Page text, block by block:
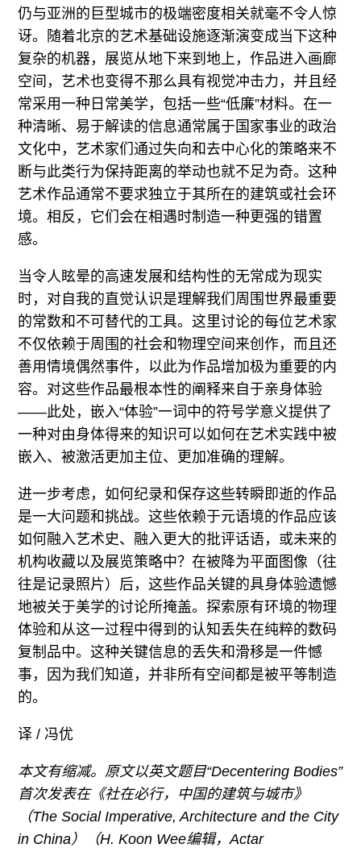
仍与亚洲的巨型城市的极端密度相关就毫不令人惊
讶。随着北京的艺术基础设施逐渐演变成当下这种
复杂的机器，展览从地下来到地上，作品进入画廊
空间，艺术也变得不那么具有视觉冲击力，并且经
常采用一种日常美学，包括一些“低廉”材料。在一
种清晰、易于解读的信息通常属于国家事业的政治
文化中，艺术家们通过失向和去中心化的策略来不
断与此类行为保持距离的举动也就不足为奇。这种
艺术作品通常不要求独立于其所在的建筑或社会环
境。相反，它们会在相遇时制造一种更强的错置
感。
当令人眩晕的高速发展和结构性的无常成为现实
时，对自我的直觉认识是理解我们周围世界最重要
的常数和不可替代的工具。这里讨论的每位艺术家
不仅依赖于周围的社会和物理空间来创作，而且还
善用情境偶然事件，以此为作品增加极为重要的内
容。对这些作品最根本性的阐释来自于亲身体验
——此处，嵌入“体验”一词中的符号学意义提供了
一种对由身体得来的知识可以如何在艺术实践中被
嵌入、被激活更加主位、更加准确的理解。
进一步考虑，如何纪录和保存这些转瞬即逝的作品
是一大问题和挑战。这些依赖于元语境的作品应该
如何融入艺术史、融入更大的批评话语，或未来的
机构收藏以及展览策略中？在被降为平面图像（往
往是记录照片）后，这些作品关键的具身体验遗憾
地被关于美学的讨论所掩盖。探索原有环境的物理
体验和从这一过程中得到的认知丢失在纯粹的数码
复制品中。这种关键信息的丢失和滑移是一件憾
事，因为我们知道，并非所有空间都是被平等制造
的。
译 / 冯优
本文有缩减。原文以英文题目“Decentering Bodies”
首次发表在《社在必行，中国的建筑与城市》
（The Social Imperative, Architecture and the City
in China）（H. Koon Wee编辑，Actar